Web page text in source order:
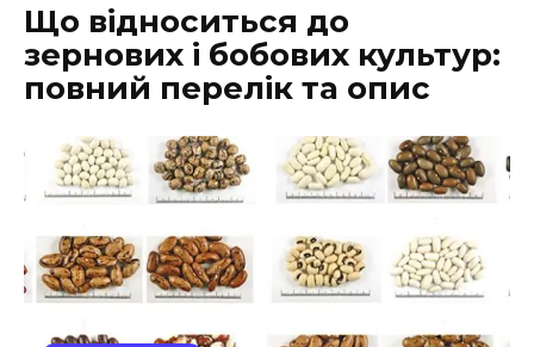
Що відноситься до
зернових і бобових культур:
повний перелік та опис